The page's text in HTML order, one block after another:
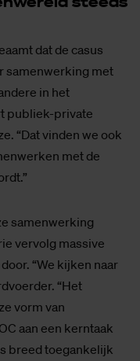
dat de casus
samenwerking met
in het
publiek-private
“Dat vinden we ook
met de
samenwerking
vervolg massive
“We kijken naar
“Het
vorm van
aan een kerntaak
breed toegankelijk